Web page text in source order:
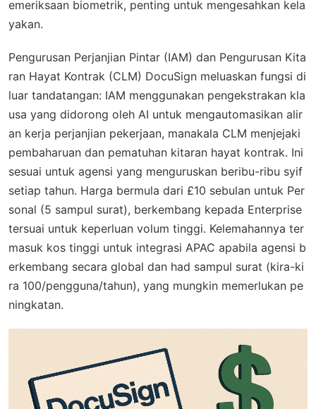
emeriksaan biometrik, penting untuk mengesahkan kela
yakan.
Pengurusan Perjanjian Pintar (IAM) dan Pengurusan Kita
ran Hayat Kontrak (CLM) DocuSign meluaskan fungsi di
luar tandatangan: IAM menggunakan pengekstrakan kla
usa yang didorong oleh AI untuk mengautomasikan alir
an kerja perjanjian pekerjaan, manakala CLM menjejaki
pembaharuan dan pematuhan kitaran hayat kontrak. Ini
sesuai untuk agensi yang menguruskan beribu-ribu syif
setiap tahun. Harga bermula dari £10 sebulan untuk Per
sonal (5 sampul surat), berkembang kepada Enterprise
tersuai untuk keperluan volum tinggi. Kelemahannya ter
masuk kos tinggi untuk integrasi APAC apabila agensi b
erkembang secara global dan had sampul surat (kira-ki
ra 100/pengguna/tahun), yang mungkin memerlukan pe
ningkatan.